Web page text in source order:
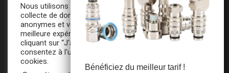
BEWEPLAST– Machines & pérhiphériques
PRODOPTIM– Table d’entretien pour moules d’injection
Nous utilisons des cookies pour la
collecte de données statistiques
anonymes et vous assurer une
meilleure expérience de navigation. En
cliquant sur “J'accepte”, vous
consentez à l'utilisation de tous ces
cookies.
Bénéficiez du meilleur tarif !